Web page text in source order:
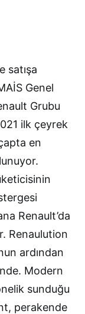
satışa
Genel
Grubu
ilk çeyrek
en
Renault’da
Renaulution
ardından
Modern
sunduğu
perakende